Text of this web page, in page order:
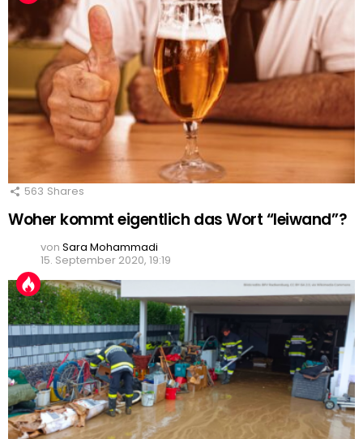
563 Shares
Woher kommt eigentlich das Wort “leiwand”?
von Sara Mohammadi
15. September 2020, 19:19